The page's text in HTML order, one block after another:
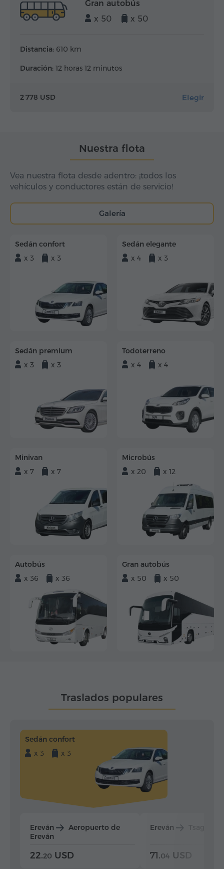
Gran autobús
x 50
x 50
Distancia: 610 km
Duración: 12 horas 12 minutos
2 778 USD Elegir
Nuestra flota
Vea nuestra flota desde adentro: ¡todos los
vehículos y conductores están de servicio!
Galería
Sedán confort
x 3
x 3
Sedán elegante
x 4
x 3
Sedán premium
x 3
x 3
Todoterreno
x 4
x 4
Minivan
x 7
x 7
Microbús
x 20
x 12
Autobús
x 36
x 36
Gran autobús
x 50
x 50
Traslados populares
Sedán confort
x 3
x 3
Ereván
Aeropuerto de
Ereván
22.20 USD
Ereván
71.04 USD